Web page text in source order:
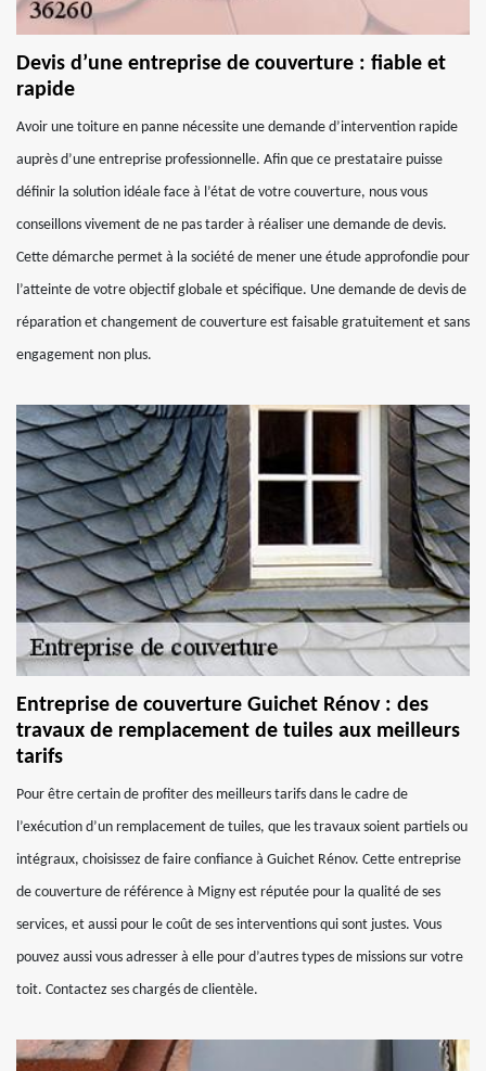
Devis d’une entreprise de couverture : fiable et
rapide
Avoir une toiture en panne nécessite une demande d’intervention rapide
auprès d’une entreprise professionnelle. Afin que ce prestataire puisse
définir la solution idéale face à l’état de votre couverture, nous vous
conseillons vivement de ne pas tarder à réaliser une demande de devis.
Cette démarche permet à la société de mener une étude approfondie pour
l’atteinte de votre objectif globale et spécifique. Une demande de devis de
réparation et changement de couverture est faisable gratuitement et sans
engagement non plus.
Entreprise de couverture Guichet Rénov : des
travaux de remplacement de tuiles aux meilleurs
tarifs
Pour être certain de profiter des meilleurs tarifs dans le cadre de
l’exécution d’un remplacement de tuiles, que les travaux soient partiels ou
intégraux, choisissez de faire confiance à Guichet Rénov. Cette entreprise
de couverture de référence à Migny est réputée pour la qualité de ses
services, et aussi pour le coût de ses interventions qui sont justes. Vous
pouvez aussi vous adresser à elle pour d’autres types de missions sur votre
toit. Contactez ses chargés de clientèle.